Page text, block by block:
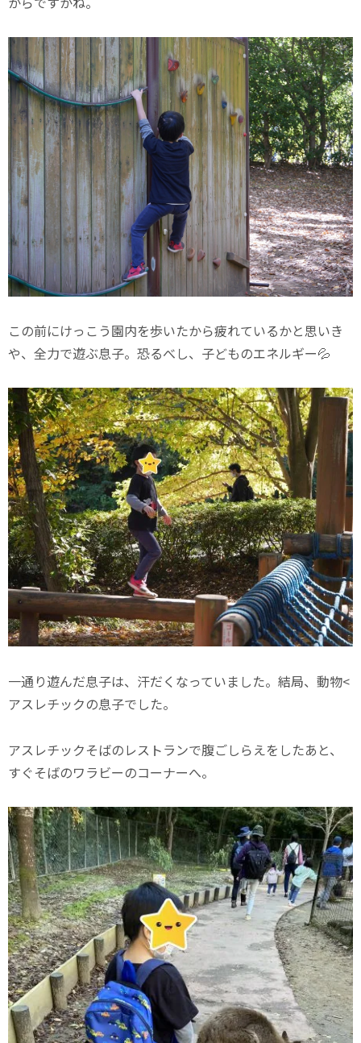
この前にけっこう園内を歩いたから疲れているかと思いき
や、全力で遊ぶ息子。恐るべし、子どものエネルギー💦
一通り遊んだ息子は、汗だくなっていました。結局、動物<
アスレチックの息子でした。
アスレチックそばのレストランで腹ごしらえをしたあと、
すぐそばのワラビーのコーナーへ。